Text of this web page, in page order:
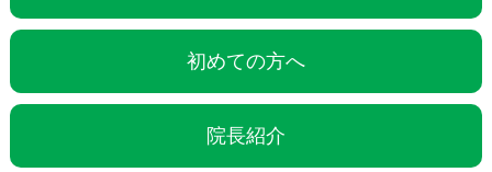
初めての方へ
院長紹介